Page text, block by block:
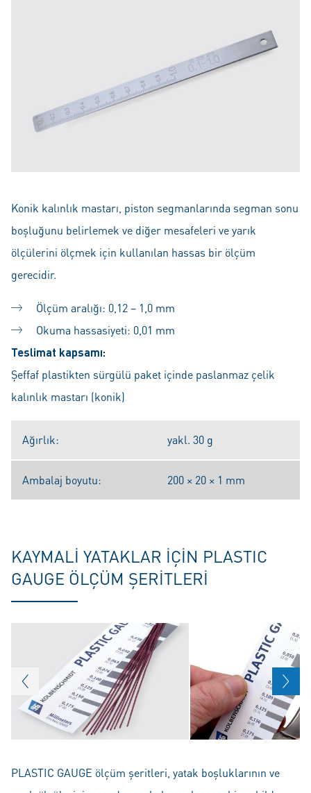
Konik kalınlık mastarı, piston segmanlarında segman sonu
boşluğunu belirlemek ve diğer mesafeleri ve yarık
ölçülerini ölçmek için kullanılan hassas bir ölçüm
gerecidir.
Ölçüm aralığı: 0,12 – 1,0 mm
Okuma hassasiyeti: 0,01 mm
Teslimat kapsamı:
Şeffaf plastikten sürgülü paket içinde paslanmaz çelik
kalınlık mastarı (konik)
Ağırlık: yakl. 30 g
Ambalaj boyutu: 200 × 20 × 1 mm
KAYMALI YATAKLAR IÇIN PLASTIC
GAUGE ÖLÇÜM ŞERITLERI
PLASTIC GAUGE ölçüm şeritleri, yatak boşluklarının ve